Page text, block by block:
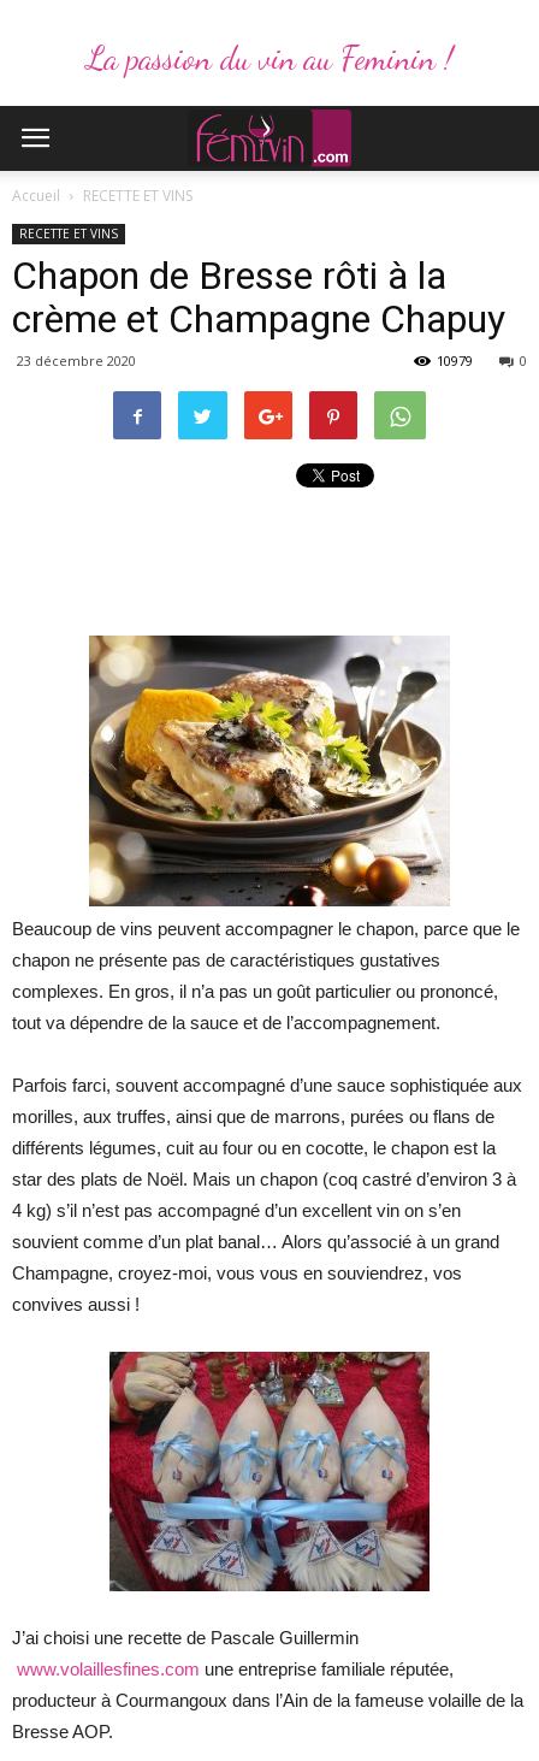
La passion du vin au Feminin !
Accueil RECETTE ET VINS
RECETTE ET VINS
Chapon de Bresse rôti à la
crème et Champagne Chapuy
23 décembre 2020 0
10979
Beaucoup de vins peuvent accompagner le chapon, parce que le
chapon ne présente pas de caractéristiques gustatives
complexes. En gros, il n’a pas un goût particulier ou prononcé,
tout va dépendre de la sauce et de l’accompagnement.
Parfois farci, souvent accompagné d’une sauce sophistiquée aux
morilles, aux truffes, ainsi que de marrons, purées ou flans de
différents légumes, cuit au four ou en cocotte, le chapon est la
star des plats de Noël. Mais un chapon (coq castré d’environ 3 à
4 kg) s’il n’est pas accompagné d’un excellent vin on s’en
souvient comme d’un plat banal… Alors qu’associé à un grand
Champagne, croyez-moi, vous vous en souviendrez, vos
convives aussi !
J’ai choisi une recette de Pascale Guillermin
www.volaillesfines.com une entreprise familiale réputée,
producteur à Courmangoux dans l’Ain de la fameuse volaille de la
Bresse AOP.